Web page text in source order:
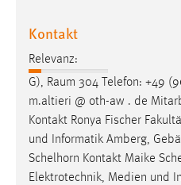
Kontakt
Relevanz:
G), Raum 304 Telefon: +49
m.altieri @ oth-aw . de
Kontakt Ronya Fischer
und Informatik Amberg,
Schelhorn Kontakt Maike
Elektrotechnik, Medien und
Um Inhalte von
externen Medien Cookies
YouTube
Vimeo